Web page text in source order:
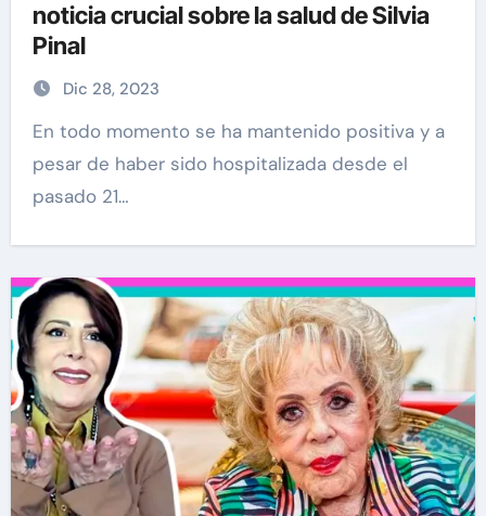
noticia crucial sobre la salud de Silvia
Pinal
Dic 28, 2023
En todo momento se ha mantenido positiva y a
pesar de haber sido hospitalizada desde el
pasado 21…